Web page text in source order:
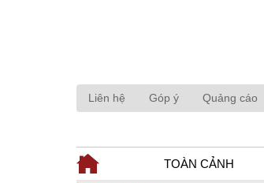
Liên hệ Góp ý Quảng cáo
TOÀN CẢNH